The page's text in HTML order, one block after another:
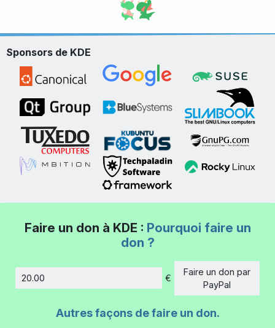
Sponsors de KDE
Faire un don à KDE : Pourquoi faire un
don ?
Montant
€
Faire un don par
PayPal
Autres façons de faire un don.